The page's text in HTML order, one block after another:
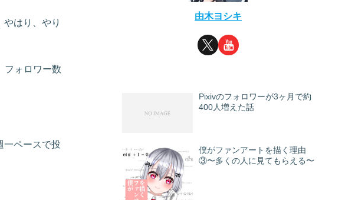
はり、やり
ォロワー数
一ペースで投
由木ヨシキ
Pixivのフォロワーが3ヶ月で約
400人増えた話
僕がファンアートを描く理由
③〜多くの人に見てもらえる〜